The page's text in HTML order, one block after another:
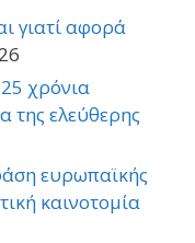
γιατί αφορά
χρόνια
της ελεύθερης
ευρωπαϊκής
καινοτομία